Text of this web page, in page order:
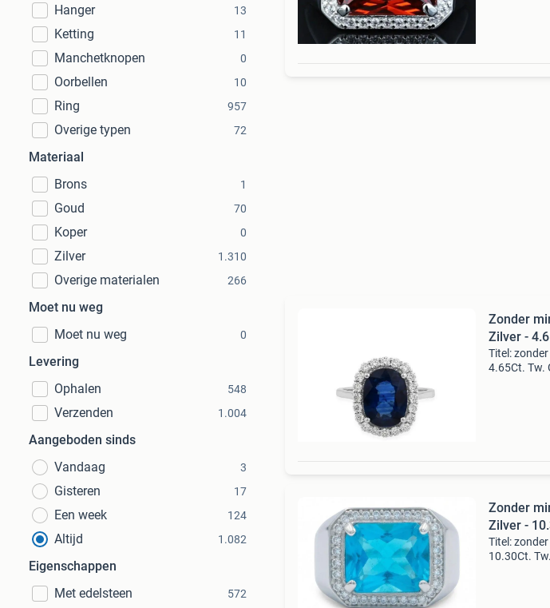
Hanger 13
Ketting 11
Manchetknopen 0
Oorbellen 10
Ring 957
Overige typen 72
Materiaal
Brons
1
Goud 70
Koper 0
Zilver 1.310
Overige materialen 266
Moet nu weg
Moet nu weg
0
Levering
Ophalen
548
Verzenden 1.004
Aangeboden sinds
Vandaag
3
Gisteren 17
Een week 124
Altijd 1.082
Eigenschappen
Met edelsteen
572
Zonder
Zilver -
Titel:
4.65Ct. Tw.
Zonder
Zilver -
Titel:
10.30Ct.